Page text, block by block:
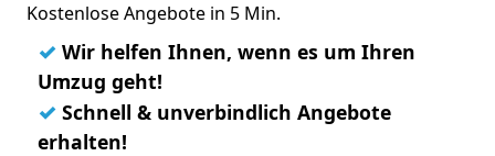
Kostenlose Angebote in 5 Min.
✓ Wir helfen Ihnen, wenn es um Ihren
Umzug geht!
✓ Schnell & unverbindlich Angebote
erhalten!